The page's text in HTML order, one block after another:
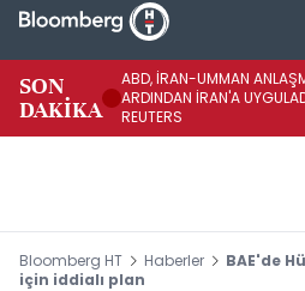
SON
DAKİKA
ABD, İRAN-UMMAN
ARDINDAN İRAN'A
REUTERS
Bloomberg HT Haberler
BAE'de
için iddialı plan